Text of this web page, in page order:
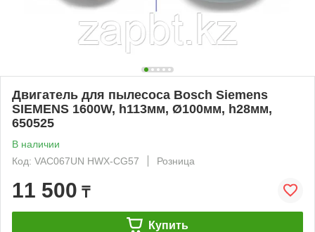
Двигатель для пылесоса Bosch Siemens
SIEMENS 1600W, h113мм, Ø100мм, h28мм,
650525
В наличии
Код: VAC067UN HWX-CG57
Розница
11 500 ₸
Купить